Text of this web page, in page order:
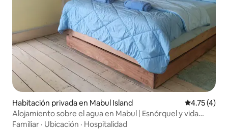
Habitación privada en Mabul Island Calificación
4.75 (4)
Alojamiento sobre el agua en Mabul | Esnórquel y vida
bajau
Familiar · Ubicación · Hospitalidad